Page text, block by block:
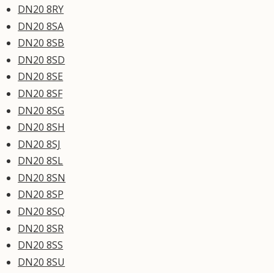
DN20 8RY
DN20 8SA
DN20 8SB
DN20 8SD
DN20 8SE
DN20 8SF
DN20 8SG
DN20 8SH
DN20 8SJ
DN20 8SL
DN20 8SN
DN20 8SP
DN20 8SQ
DN20 8SR
DN20 8SS
DN20 8SU